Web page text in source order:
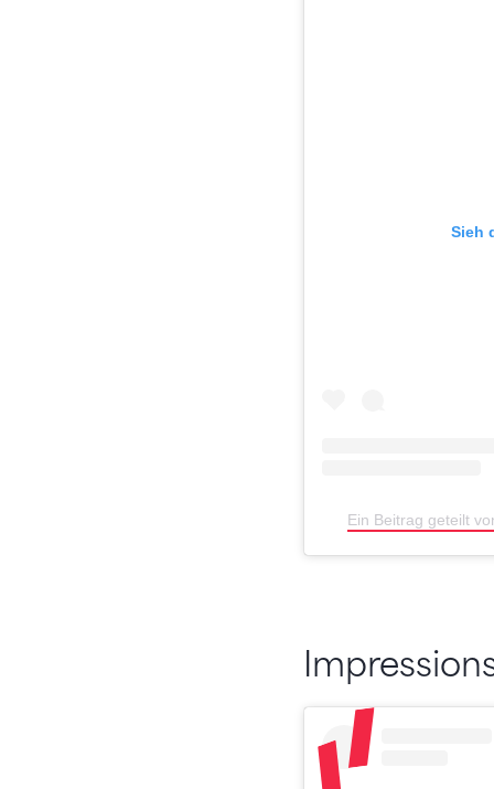
Sieh
Ein Beitrag geteilt